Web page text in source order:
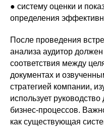
● систему оценки и
определения
После проведения
анализа аудитор
соответствия между
документах и
стратегией компании,
использует
бизнес-процессов.
как существующая